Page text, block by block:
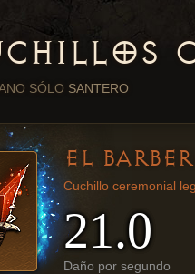
SÓLO SANTERO
EL
Cuchillo ceremonial
21.0
Daño por segundo